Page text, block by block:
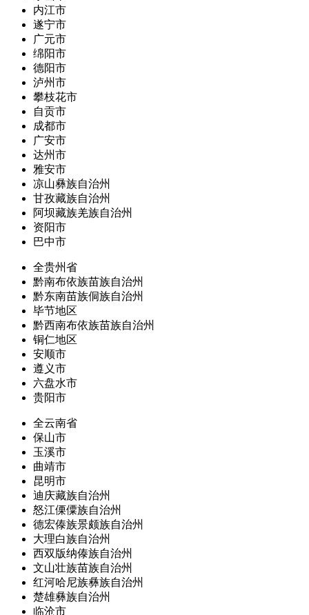
内江市
遂宁市
广元市
绵阳市
德阳市
泸州市
攀枝花市
自贡市
成都市
广安市
达州市
雅安市
凉山彝族自治州
甘孜藏族自治州
阿坝藏族羌族自治州
资阳市
巴中市
全贵州省
黔南布依族苗族自治州
黔东南苗族侗族自治州
毕节地区
黔西南布依族苗族自治州
铜仁地区
安顺市
遵义市
六盘水市
贵阳市
全云南省
保山市
玉溪市
曲靖市
昆明市
迪庆藏族自治州
怒江傈僳族自治州
德宏傣族景颇族自治州
大理白族自治州
西双版纳傣族自治州
文山壮族苗族自治州
红河哈尼族彝族自治州
楚雄彝族自治州
临沧市